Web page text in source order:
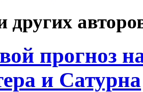
других
прогноз
и Сатурна